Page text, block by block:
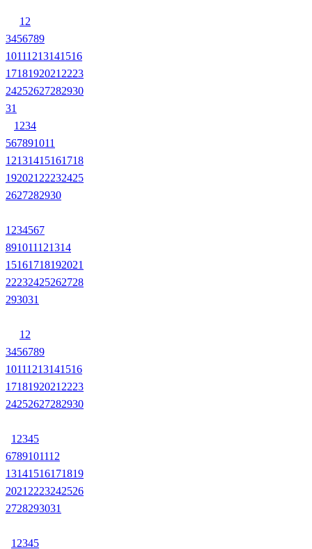
1 2
3456789
10111213141516
1718192021 2223
24252627282930
31
1 234
567891011
12131415161718
192021 22232425
2627282930
1 234567
891011121314
15161718192021
22232425262728
293031
1 2
3456789
10111213141516
1718192021 2223
24252627282930
1 2345
6789101112
13141516171819
2021 2223242526
2728293031
1 2345